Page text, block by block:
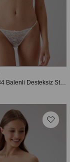
Kadın Ekru 4034 Balenli Desteksiz Straplez Sütyen Takım